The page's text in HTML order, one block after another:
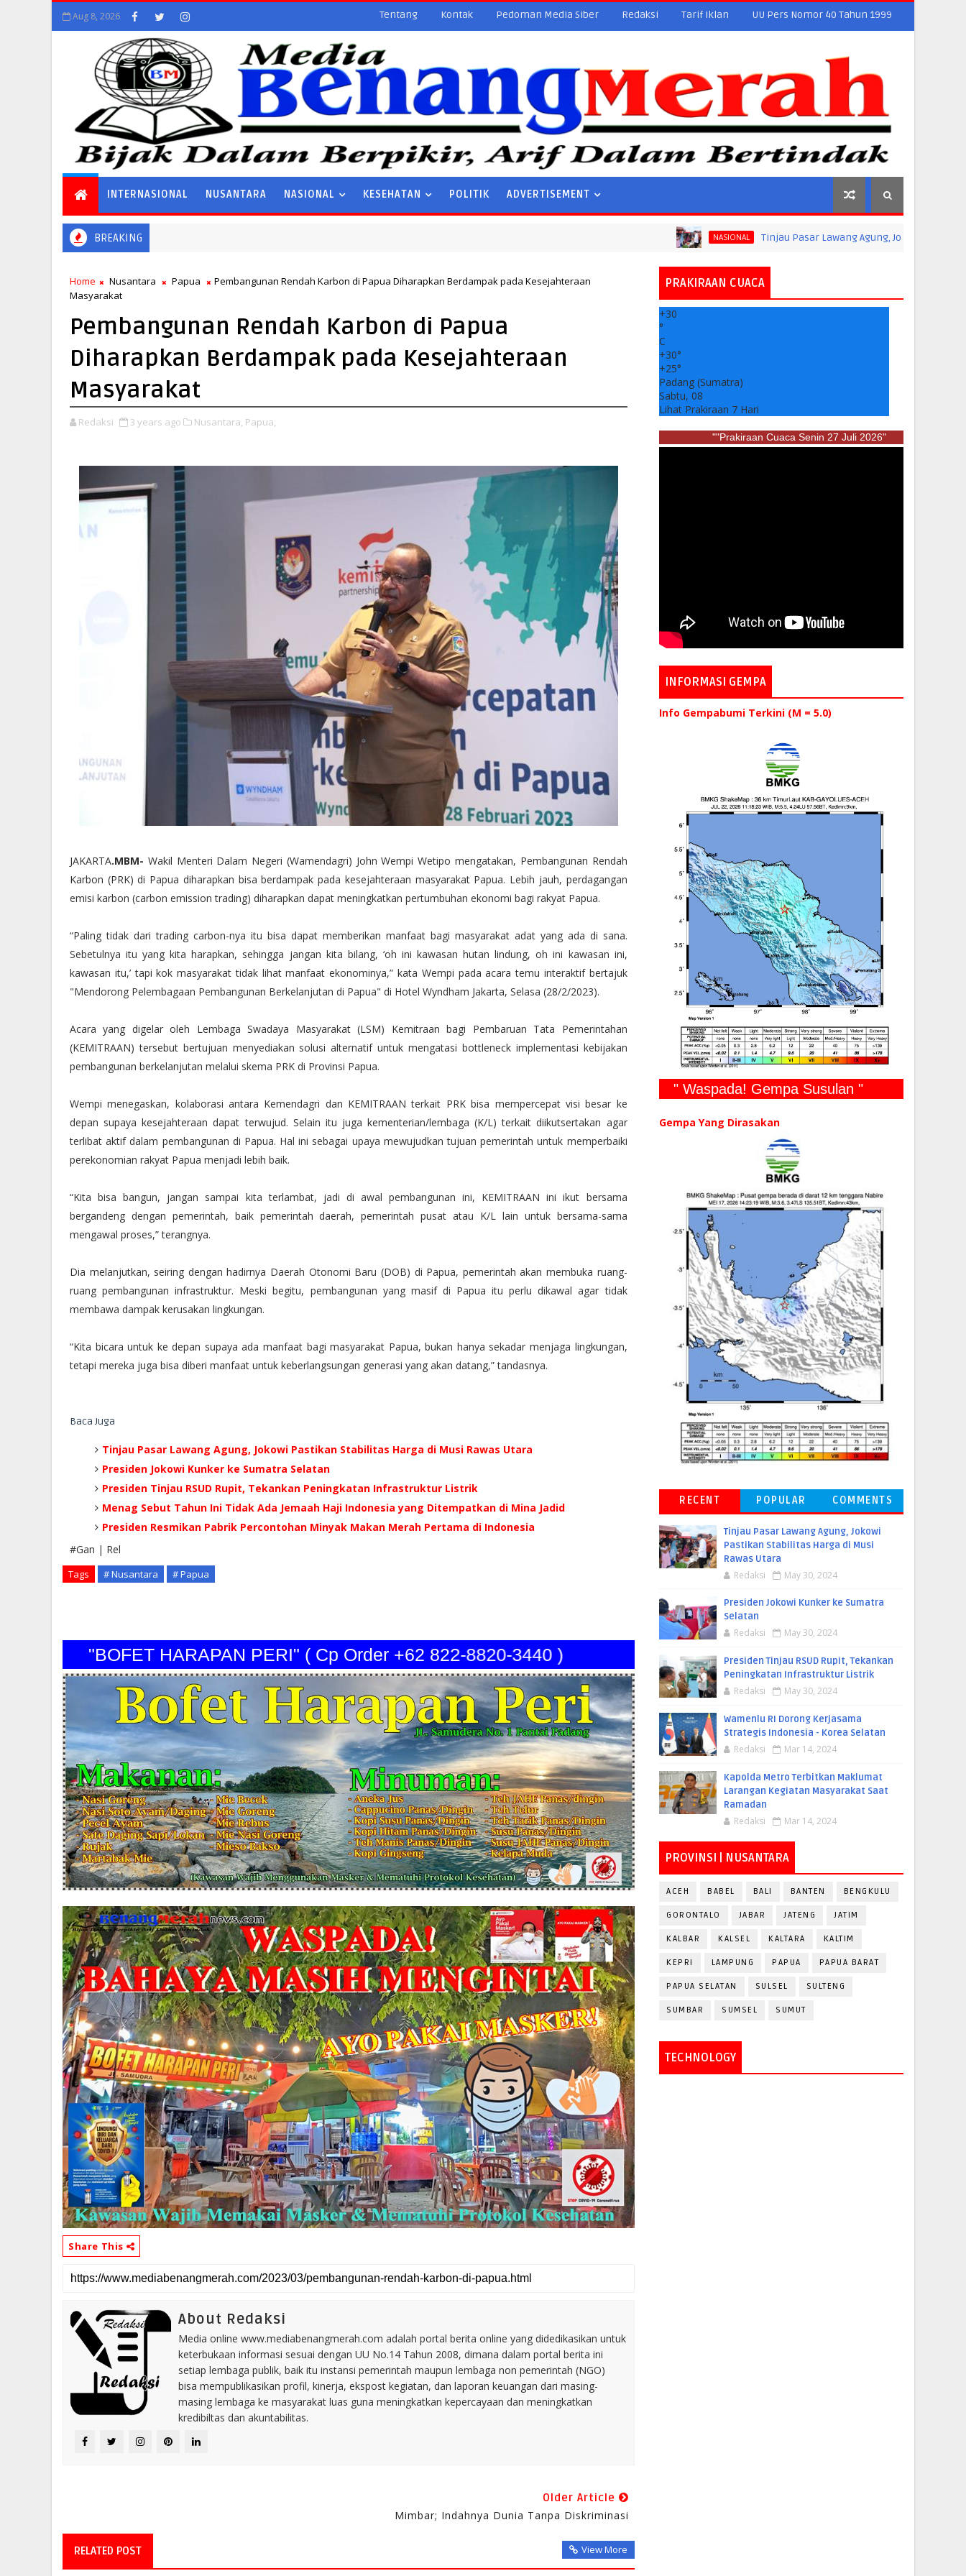
Aug 8, 2026 Tentang Kontak Pedoman Media Siber Redaksi Tarif Iklan UU Pers Nomor 40 Tahun 1999
INTERNASIONAL NUSANTARA NASIONAL KESEHATAN POLITIK ADVERTISEMENT
BREAKING NASIONAL Tinjau Pasar Lawang Agung, Jokowi Pastikan
Home Nusantara Papua
Pembangunan Rendah Karbon di Papua Diharapkan Berdampak pada Kesejahteraan
Masyarakat
Pembangunan Rendah Karbon di Papua
Diharapkan Berdampak pada Kesejahteraan
Masyarakat
Redaksi 3 years ago Nusantara, Papua,
JAKARTA.MBM- Wakil Menteri Dalam Negeri (Wamendagri) John Wempi Wetipo mengatakan, Pembangunan Rendah
Karbon (PRK) di Papua diharapkan bisa berdampak pada kesejahteraan masyarakat Papua. Lebih jauh, perdagangan
emisi karbon (carbon emission trading) diharapkan dapat meningkatkan pertumbuhan ekonomi bagi rakyat Papua.
“Paling tidak dari trading carbon-nya itu bisa dapat memberikan manfaat bagi masyarakat adat yang ada di sana.
Sebetulnya itu yang kita harapkan, sehingga jangan kita bilang, ‘oh ini kawasan hutan lindung, oh ini kawasan ini,
kawasan itu,’ tapi kok masyarakat tidak lihat manfaat ekonominya,” kata Wempi pada acara temu interaktif bertajuk
"Mendorong Pelembagaan Pembangunan Berkelanjutan di Papua" di Hotel Wyndham Jakarta, Selasa (28/2/2023).
Acara yang digelar oleh Lembaga Swadaya Masyarakat (LSM) Kemitraan bagi Pembaruan Tata Pemerintahan
(KEMITRAAN) tersebut bertujuan menyediakan solusi alternatif untuk mengatasi bottleneck implementasi kebijakan
pembangunan berkelanjutan melalui skema PRK di Provinsi Papua.
Wempi menegaskan, kolaborasi antara Kemendagri dan KEMITRAAN terkait PRK bisa mempercepat visi besar ke
depan supaya kesejahteraan dapat terwujud. Selain itu juga kementerian/lembaga (K/L) terkait diikutsertakan agar
terlibat aktif dalam pembangunan di Papua. Hal ini sebagai upaya mewujudkan tujuan pemerintah untuk memperbaiki
perekonomian rakyat Papua menjadi lebih baik.
“Kita bisa bangun, jangan sampai kita terlambat, jadi di awal pembangunan ini, KEMITRAAN ini ikut bersama
bergandeng dengan pemerintah, baik pemerintah daerah, pemerintah pusat atau K/L lain untuk bersama-sama
mengawal proses,” terangnya.
Dia melanjutkan, seiring dengan hadirnya Daerah Otonomi Baru (DOB) di Papua, pemerintah akan membuka ruang-
ruang pembangunan infrastruktur. Meski begitu, pembangunan yang masif di Papua itu perlu dikawal agar tidak
membawa dampak kerusakan lingkungan.
“Kita bicara untuk ke depan supaya ada manfaat bagi masyarakat Papua, bukan hanya sekadar menjaga lingkungan,
tetapi mereka juga bisa diberi manfaat untuk keberlangsungan generasi yang akan datang,” tandasnya.
Baca Juga
Tinjau Pasar Lawang Agung, Jokowi Pastikan Stabilitas Harga di Musi Rawas Utara
Presiden Jokowi Kunker ke Sumatra Selatan
Presiden Tinjau RSUD Rupit, Tekankan Peningkatan Infrastruktur Listrik
Menag Sebut Tahun Ini Tidak Ada Jemaah Haji Indonesia yang Ditempatkan di Mina Jadid
Presiden Resmikan Pabrik Percontohan Minyak Makan Merah Pertama di Indonesia
#Gan | Rel
Tags # Nusantara # Papua
"BOFET HARAPAN PERI" ( Cp Order +62 822-8820-3440 )
Share This
About Redaksi
Media online www.mediabenangmerah.com adalah portal berita online yang didedikasikan untuk
keterbukaan informasi sesuai dengan UU No.14 Tahun 2008, dimana dalam portal berita ini
setiap lembaga publik, baik itu instansi pemerintah maupun lembaga non pemerintah (NGO)
bisa mempublikasikan profil, kinerja, ekspost kegiatan, dan laporan keuangan dari masing-
masing lembaga ke masyarakat luas guna meningkatkan kepercayaan dan meningkatkan
kredibiltas dan akuntabilitas.
Older Article
Mimbar; Indahnya Dunia Tanpa Diskriminasi
RELATED POST View More
PRAKIRAAN CUACA
+30
°
C
+30°
+25°
Padang (Sumatra)
Sabtu, 08
Lihat Prakiraan 7 Hari
""Prakiraan Cuaca Senin 27 Juli 2026"
INFORMASI GEMPA
Info Gempabumi Terkini (M = 5.0)
" Waspada! Gempa Susulan "
Gempa Yang Dirasakan
RECENT POPULAR COMMENTS
Tinjau Pasar Lawang Agung, Jokowi
Pastikan Stabilitas Harga di Musi
Rawas Utara
Redaksi May 30, 2024
Presiden Jokowi Kunker ke Sumatra
Selatan
Redaksi May 30, 2024
Presiden Tinjau RSUD Rupit, Tekankan
Peningkatan Infrastruktur Listrik
Redaksi May 30, 2024
Wamenlu RI Dorong Kerjasama
Strategis Indonesia - Korea Selatan
Redaksi Mar 14, 2024
Kapolda Metro Terbitkan Maklumat
Larangan Kegiatan Masyarakat Saat
Ramadan
Redaksi Mar 14, 2024
PROVINSI | NUSANTARA
ACEH BABEL BALI BANTEN BENGKULU
GORONTALO JABAR JATENG JATIM
KALBAR KALSEL KALTARA KALTIM
KEPRI LAMPUNG PAPUA PAPUA BARAT
PAPUA SELATAN SULSEL SULTENG
SUMBAR SUMSEL SUMUT
TECHNOLOGY